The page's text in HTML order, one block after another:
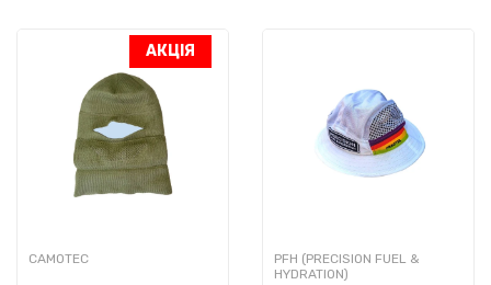
АКЦІЯ
CAMOTEC
PFH (PRECISION FUEL &
HYDRATION)